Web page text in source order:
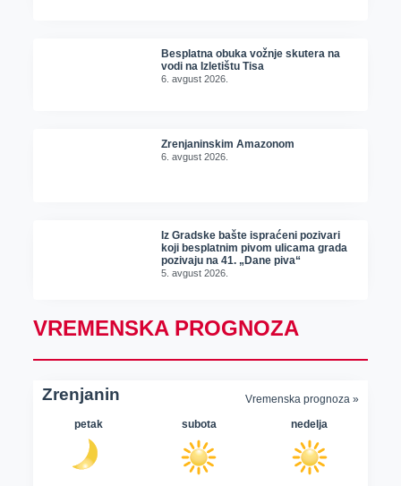
Besplatna obuka vožnje skutera na
vodi na Izletištu Tisa
6. avgust 2026.
Zrenjaninskim Amazonom
6. avgust 2026.
Iz Gradske bašte ispraćeni pozivari
koji besplatnim pivom ulicama grada
pozivaju na 41. „Dane piva“
5. avgust 2026.
VREMENSKA PROGNOZA